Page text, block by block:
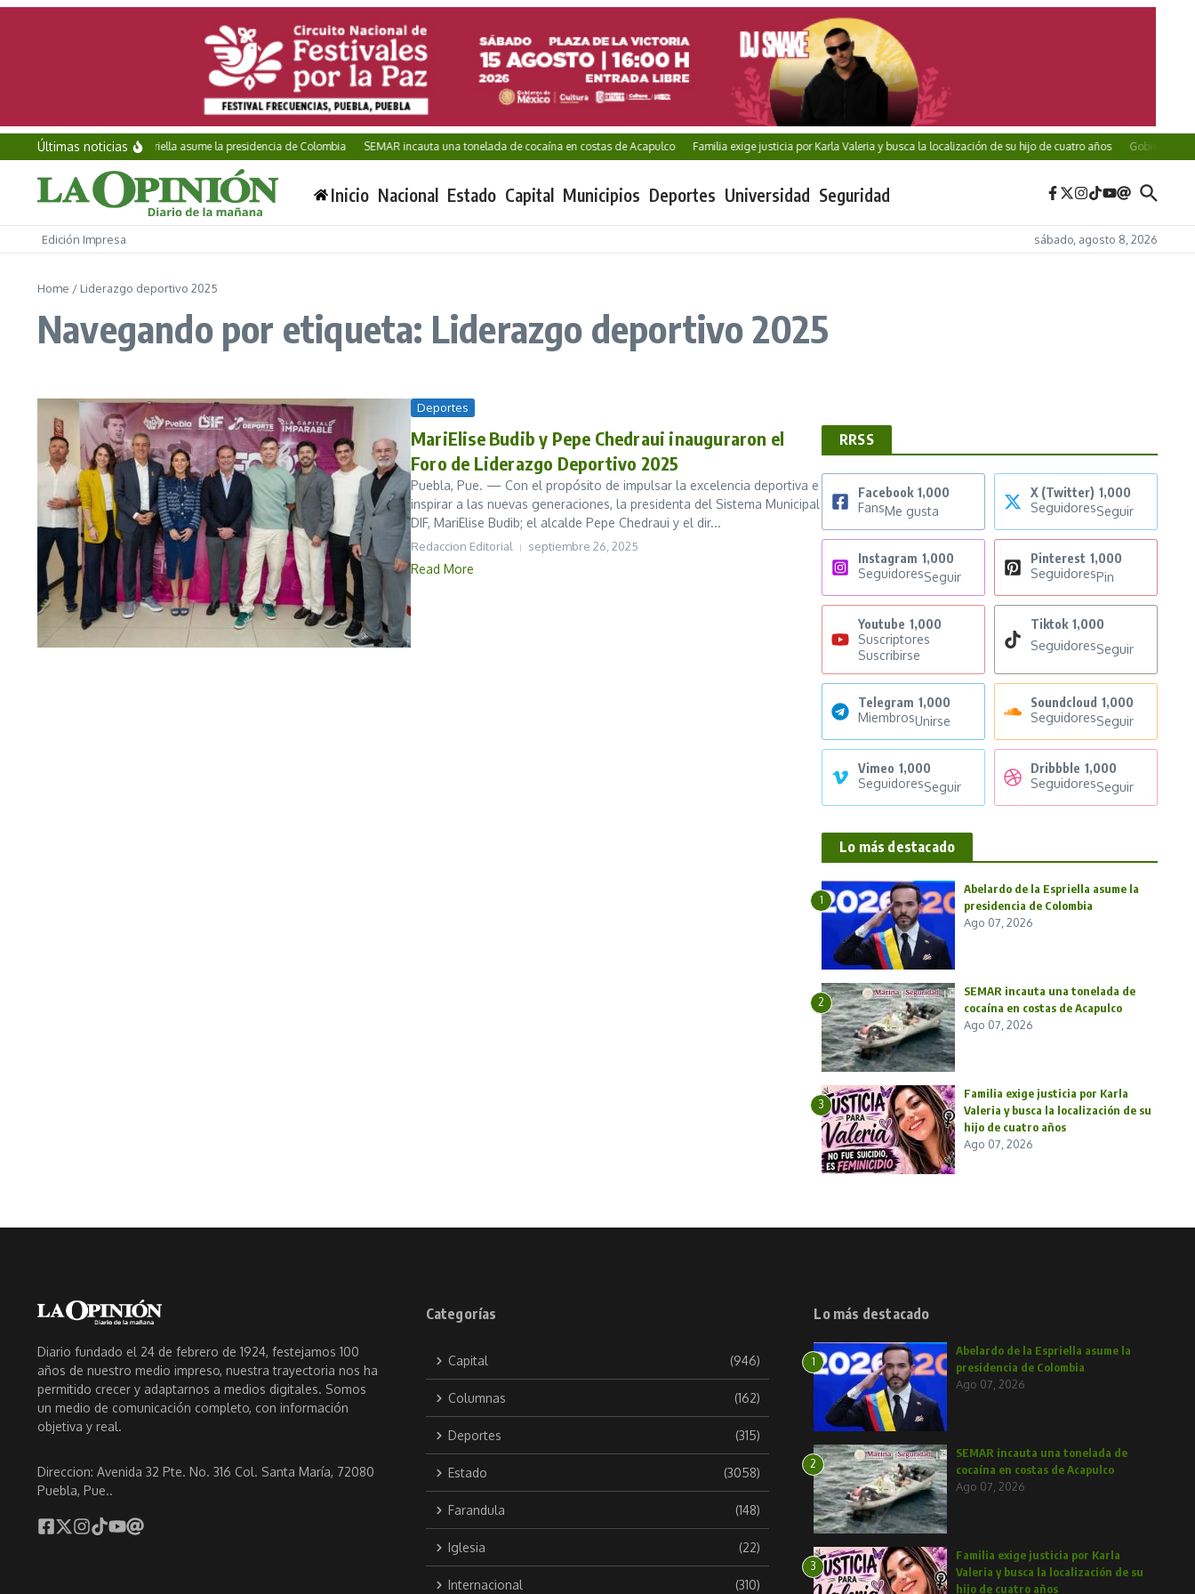
Saltar al contenido
Últimas noticias
Abelardo de la Espriella asume la presidencia de Colombia SEMAR incauta una tonelada de cocaína en costas de Acapulco Familia exige justicia por Karla Valeria y busca la localización de su hijo de cuatro años Gobierno de
Inicio Nacional Estado Capital Municipios Deportes Universidad Seguridad
Edición Impresa sábado, agosto 8, 2026
Home / Liderazgo deportivo 2025
Navegando por etiqueta: Liderazgo deportivo 2025
Deportes
MariElise Budib y Pepe Chedraui inauguraron el
Foro de Liderazgo Deportivo 2025
Puebla, Pue. — Con el propósito de impulsar la excelencia deportiva e
inspirar a las nuevas generaciones, la presidenta del Sistema Municipal
DIF, MariElise Budib; el alcalde Pepe Chedraui y el dir...
Redaccion Editorial septiembre 26, 2025
Read More
RRSS
Facebook 1,000
FansMe gusta
X (Twitter) 1,000
SeguidoresSeguir
Instagram 1,000
SeguidoresSeguir
Pinterest 1,000
SeguidoresPin
Youtube 1,000
Suscriptores
Suscribirse
Tiktok 1,000
SeguidoresSeguir
Telegram 1,000
MiembrosUnirse
Soundcloud 1,000
SeguidoresSeguir
Vimeo 1,000
SeguidoresSeguir
Dribbble 1,000
SeguidoresSeguir
Lo más destacado
1
Abelardo de la Espriella asume la
presidencia de Colombia
Ago 07, 2026
2
SEMAR incauta una tonelada de
cocaína en costas de Acapulco
Ago 07, 2026
3
Familia exige justicia por Karla
Valeria y busca la localización de su
hijo de cuatro años
Ago 07, 2026
Diario fundado el 24 de febrero de 1924, festejamos 100
años de nuestro medio impreso, nuestra trayectoria nos ha
permitido crecer y adaptarnos a medios digitales. Somos
un medio de comunicación completo, con información
objetiva y real.
Direccion: Avenida 32 Pte. No. 316 Col. Santa María, 72080
Puebla, Pue..
Categorías
Capital (946)
Columnas (162)
Deportes (315)
Estado (3058)
Farandula (148)
Iglesia (22)
Internacional (310)
Lo más destacado
1
Abelardo de la Espriella asume la
presidencia de Colombia
Ago 07, 2026
2
SEMAR incauta una tonelada de
cocaína en costas de Acapulco
Ago 07, 2026
3
Familia exige justicia por Karla
Valeria y busca la localización de su
hijo de cuatro años